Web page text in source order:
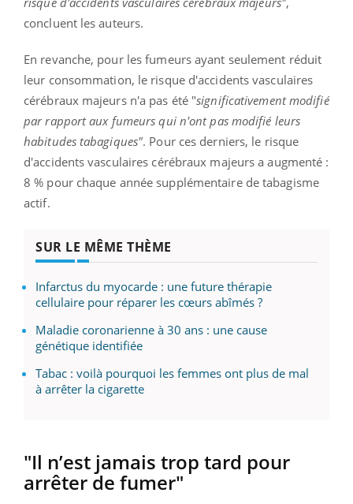
concluent les auteurs.
En revanche, pour les fumeurs ayant seulement réduit
leur consommation, le risque d'accidents vasculaires
cérébraux majeurs n'a pas été "significativement modifié
par rapport aux fumeurs qui n'ont pas modifié leurs
habitudes tabagiques". Pour ces derniers, le risque
d'accidents vasculaires cérébraux majeurs a augmenté :
8 % pour chaque année supplémentaire de tabagisme
actif.
SUR LE MÊME THÈME
Infarctus du myocarde : une future thérapie
cellulaire pour réparer les cœurs abîmés ?
Maladie coronarienne à 30 ans : une cause
génétique identifiée
Tabac : voilà pourquoi les femmes ont plus de mal
à arrêter la cigarette
"Il n’est jamais trop tard pour
arrêter de fumer"